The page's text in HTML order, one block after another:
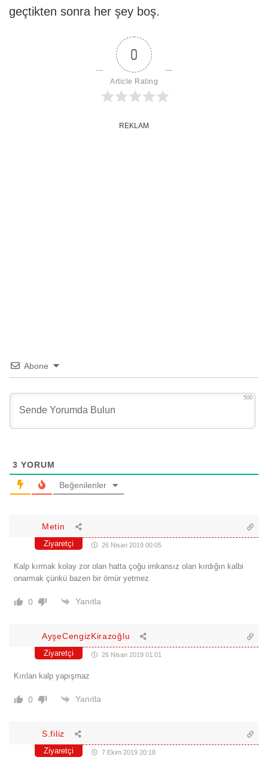
geçtikten sonra her şey boş.
0
Article Rating
REKLAM
Abone
500
3 YORUM
Beğenilenler
Metin
Ziyaretçi 26 Nisan 2019 00:05
Kalp kırmak kolay zor olan hatta çoğu imkansız olan kırdığın kalbi
onarmak çünkü bazen bir ömür yetmez
0 Yanıtla
AyşeCengizKirazoğlu
Ziyaretçi 26 Nisan 2019 01:01
Kırılan kalp yapışmaz
0 Yanıtla
S.filiz
Ziyaretçi 7 Ekim 2019 20:18